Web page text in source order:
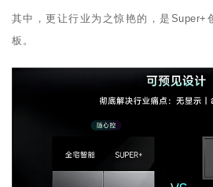
其中，更让行业为之惊艳的，是Super+
板。